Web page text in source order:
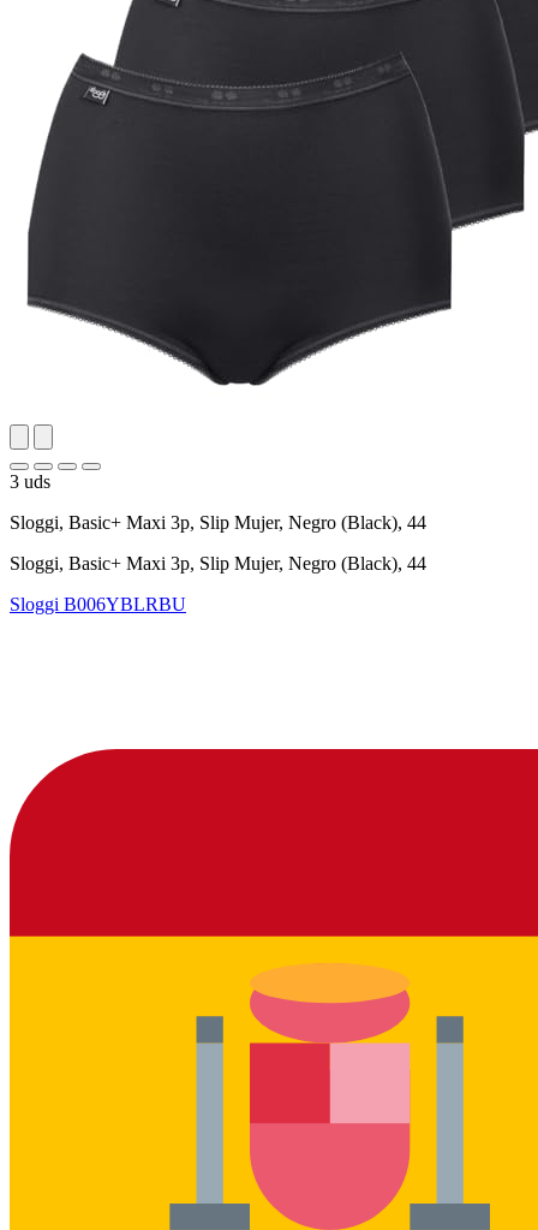
3 uds
Sloggi, Basic+ Maxi 3p, Slip Mujer, Negro (Black), 44
Sloggi, Basic+ Maxi 3p, Slip Mujer, Negro (Black), 44
Sloggi B006YBLRBU